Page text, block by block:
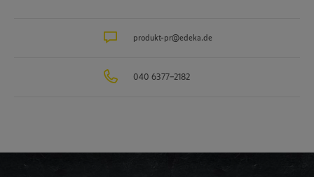
produkt-pr@edeka.de
040 6377-2182